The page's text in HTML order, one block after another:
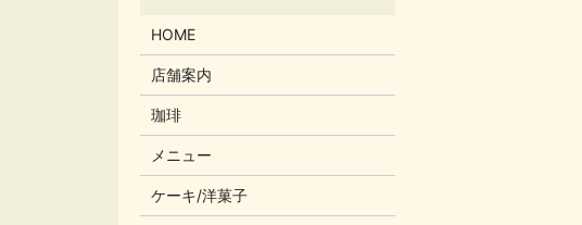
HOME
店舗案内
珈琲
メニュー
ケーキ/洋菓子